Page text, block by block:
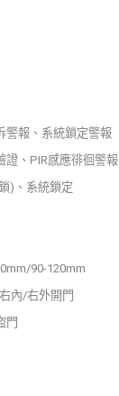
警報、系統鎖定警報
證、PIR感應徘徊警報
)、系統鎖定
90-120mm
內/右外開門
門